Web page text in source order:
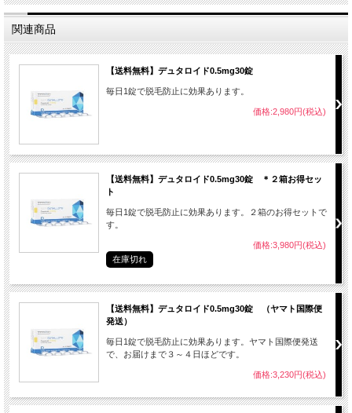
関連商品
【送料無料】デュタロイド0.5mg30錠
毎日1錠で脱毛防止に効果あります。
価格:2,980円(税込)
【送料無料】デュタロイド0.5mg30錠 ＊２箱お得セッ
ト
毎日1錠で脱毛防止に効果あります。２箱のお得セットで
す。
価格:3,980円(税込)
在庫切れ
【送料無料】デュタロイド0.5mg30錠 （ヤマト国際便
発送）
毎日1錠で脱毛防止に効果あります。ヤマト国際便発送
で、お届けまで３～４日ほどです。
価格:3,230円(税込)